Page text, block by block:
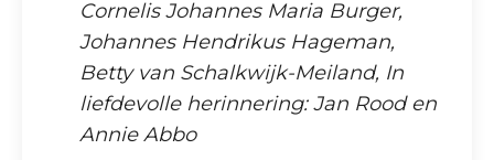
Cornelis Johannes Maria Burger,
Johannes Hendrikus Hageman,
Betty van Schalkwijk-Meiland, In
liefdevolle herinnering: Jan Rood en
Annie Abbo